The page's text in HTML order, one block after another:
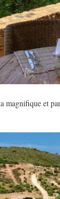
magnifique et